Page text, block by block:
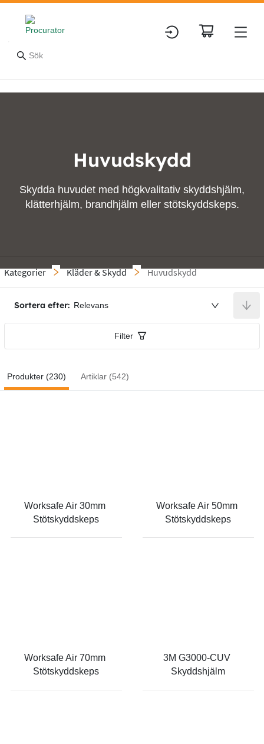
Huvudskydd
Skydda huvudet med högkvalitativ skyddshjälm,
klätterhjälm, brandhjälm eller stötskyddskeps.
Kategorier Kläder & Skydd Huvudskydd
Sortera efter: Relevans
Filter
Produkter (230) Artiklar (542)
Worksafe Air 30mm
Stötskyddskeps
Worksafe Air 50mm
Stötskyddskeps
Worksafe Air 70mm
Stötskyddskeps
3M G3000-CUV
Skyddshjälm